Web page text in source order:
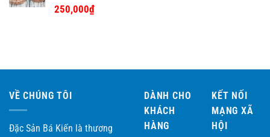
Được xếp
hạng
5.00
250,000₫
VỀ CHÚNG TÔI
Đặc Sản Bá Kiến là thương
DÀNH CHO
KHÁCH
HÀNG
KẾT NỐI
MẠNG XÃ
HỘI